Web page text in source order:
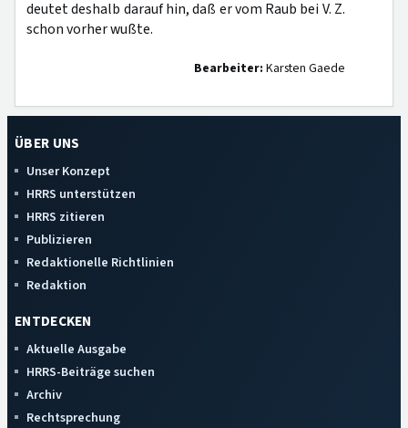
deutet deshalb darauf hin, daß er vom Raub bei V. Z.
schon vorher wußte.
Bearbeiter: Karsten Gaede
ÜBER UNS
Unser Konzept
HRRS unterstützen
HRRS zitieren
Publizieren
Redaktionelle Richtlinien
Redaktion
ENTDECKEN
Aktuelle Ausgabe
HRRS-Beiträge suchen
Archiv
Rechtsprechung